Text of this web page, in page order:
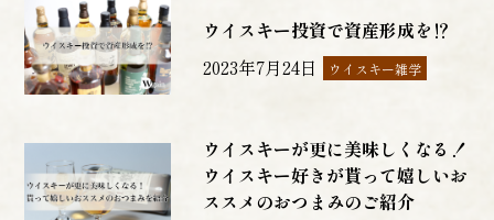
ウイスキー投資で資産形成を⁉
2023年7月24日
ウイスキー雑学
ウイスキーが更に美味しくなる！
ウイスキー好きが貰って嬉しいお
ススメのおつまみのご紹介